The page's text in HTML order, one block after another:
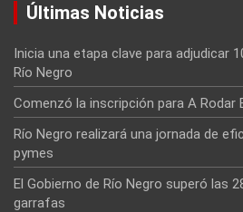
Últimas Noticias
Inicia una etapa clave para adjudicar
Río Negro
Comenzó la inscripción para A Rodar
Río Negro realizará una jornada de
pymes
El Gobierno de Río Negro superó las
garrafas